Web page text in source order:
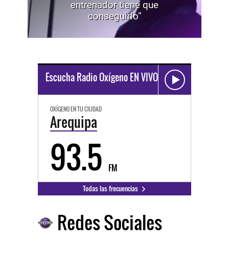
entrenador tiene que
conseguirlo”
Escucha Radio Oxígeno EN VIVO
OXÍGENO EN TU CIUDAD
Arequipa
93.5 FM
Todas las frecuencias
Redes Sociales